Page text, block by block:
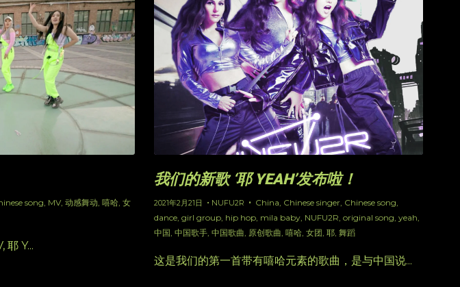
song MV,动感舞动 ,嘻哈 ,女
耶 Y...
我们的新歌 ‘耶 YEAH’发布啦！
2021年2月21日 NUFU2R China Chinese singer, Chinese song
dance, girl group, hip hop, mila baby, NUFU2R original song yeah
中国 中国歌手, 中国歌曲 原创歌曲 嘻哈 女团 耶, 舞蹈
这是我们的第一首带有嘻哈元素的歌曲，是与中国说...